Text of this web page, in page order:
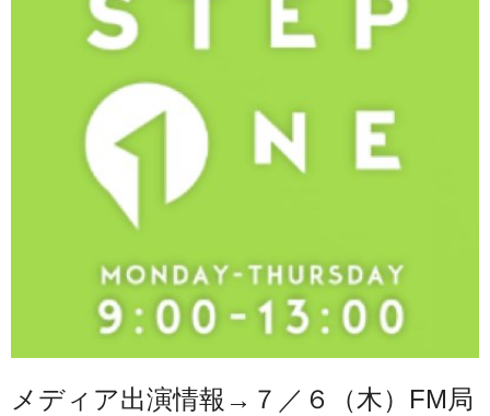
メディア出演情報→７／６（木）FM局